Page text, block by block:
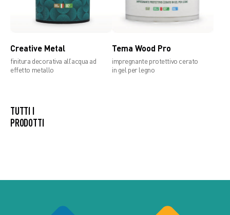
Creative Metal
finitura decorativa all’acqua ad
effetto metallo
Tema Wood Pro
impregnante protettivo cerato
in gel per legno
TUTTI I PRODOTTI